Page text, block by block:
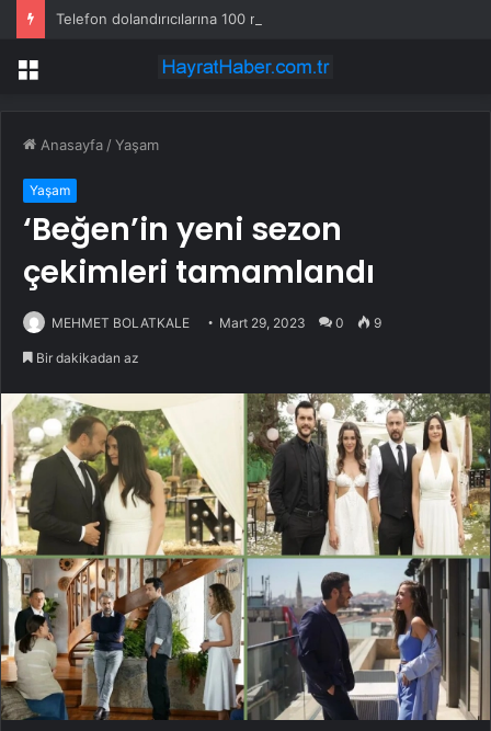
Telefon dolandırıcılarına 100 milyon euro kaptırıldı
Menü
Anasayfa /Yaşam
Yaşam
‘Beğen’in yeni sezon
çekimleri tamamlandı
MEHMET BOLATKALE Mart 29, 2023 0 9
Bir dakikadan az